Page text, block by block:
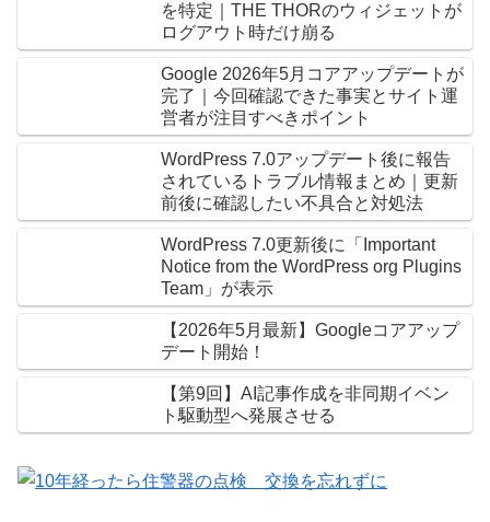
を特定｜THE THORのウィジェットが
ログアウト時だけ崩る
Google 2026年5月コアアップデートが
完了｜今回確認できた事実とサイト運
営者が注目すべきポイント
WordPress 7.0アップデート後に報告
されているトラブル情報まとめ｜更新
前後に確認したい不具合と対処法
WordPress 7.0更新後に「Important
Notice from the WordPress org Plugins
Team」が表示
【2026年5月最新】Googleコアアップ
デート開始！
【第9回】AI記事作成を非同期イベン
ト駆動型へ発展させる